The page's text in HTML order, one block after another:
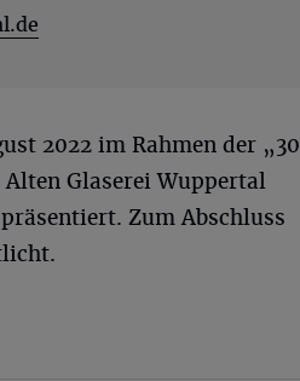
2022 im Rahmen der „30
Glaserei Wuppertal
Zum Abschluss